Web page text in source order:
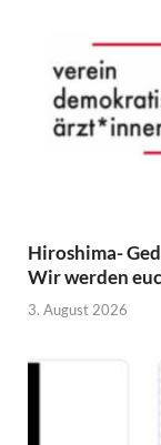
Hiroshima-
Wir werden
3. August 2026